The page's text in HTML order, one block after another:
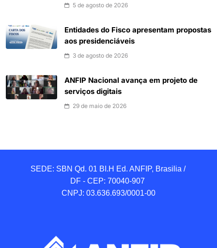
5 de agosto de 2026
Entidades do Fisco apresentam propostas
aos presidenciáveis
3 de agosto de 2026
ANFIP Nacional avança em projeto de
serviços digitais
29 de maio de 2026
SEDE: SBN Qd. 01 BI.H Ed. ANFIP, Brasilia /
DF - CEP: 70040-907
CNPJ: 03.636.693/0001-00